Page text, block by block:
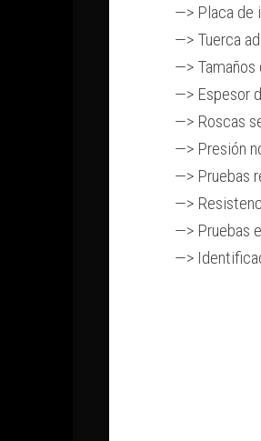
—> Placa de
—> Tuerca
—> Tamaños
—> Espesor
—> Roscas
—> Presión
—> Pruebas
—>
—> Pruebas
—>